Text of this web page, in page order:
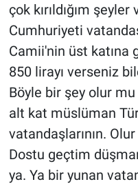
çok kırıldığım
Cumhuriyeti
Camii'nin üst katına
850 lirayı verseniz
Böyle bir şey olur mu
alt kat müslüman
vatandaşlarının.
Dostu geçtim
ya. Ya bir yunan